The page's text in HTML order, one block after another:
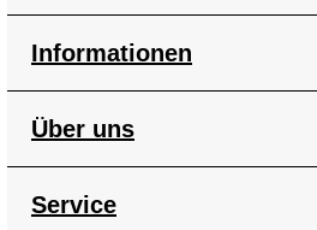
Informationen
Über uns
Service